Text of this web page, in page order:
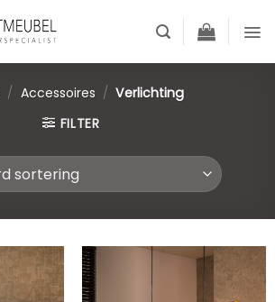
/ Accessoires / Verlichting
FILTER